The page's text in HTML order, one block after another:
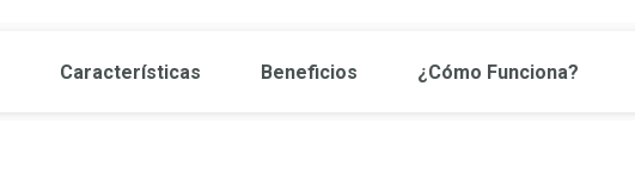
Características Beneficios ¿cómo Funciona?